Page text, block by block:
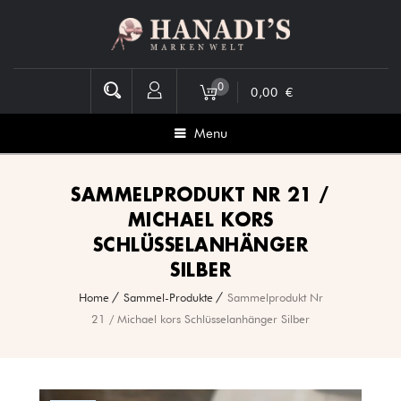
0 0,00 €
Menu
SAMMELPRODUKT NR 21 /
MICHAEL KORS
SCHLÜSSELANHÄNGER
SILBER
Home Sammel-Produkte
Sammelprodukt Nr
21 / Michael kors Schlüsselanhänger Silber